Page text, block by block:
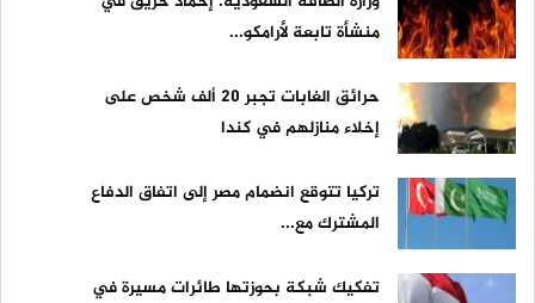
منشأة تابعة لأرامكو...
حرائق الغابات تجبر 20 ألف شخص على
إخلاء منازلهم في كندا
تركيا تتوقع انضمام مصر إلى اتفاق الدفاع
المشترك مع...
تفكيك شبكة بحوزتها طائرات مسيرة في